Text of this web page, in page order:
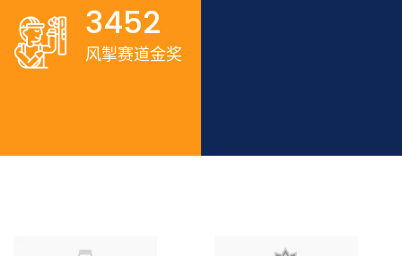
3452
风掣赛道金奖